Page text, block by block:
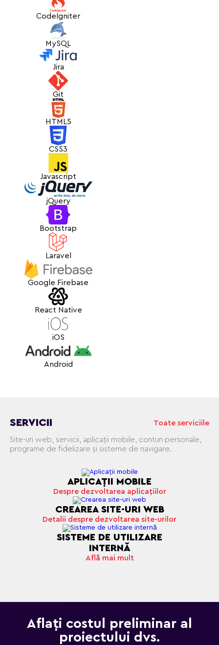
CodeIgniter
MySQL
Jira
Git
HTML5
CSS3
Javascript
jQuery
Bootstrap
Laravel
Google Firebase
React Native
iOS
Android
SERVICII
Site-uri web, servicii, aplicații mobile, conturi personale,
programe de fidelizare și sisteme de navigare.
Toate serviciile
APLICAŢII MOBILE
Despre dezvoltarea aplicațiilor
CREAREA SITE-URI WEB
Detalii despre dezvoltarea site-urilor
SISTEME DE UTILIZARE
INTERNĂ
Află mai mult
Aflați costul preliminar al
proiectului dvs.